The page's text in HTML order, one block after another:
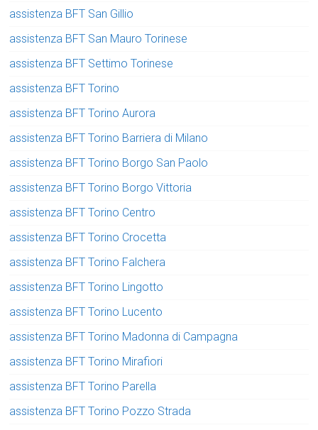
assistenza BFT San Gillio
assistenza BFT San Mauro Torinese
assistenza BFT Settimo Torinese
assistenza BFT Torino
assistenza BFT Torino Aurora
assistenza BFT Torino Barriera di Milano
assistenza BFT Torino Borgo San Paolo
assistenza BFT Torino Borgo Vittoria
assistenza BFT Torino Centro
assistenza BFT Torino Crocetta
assistenza BFT Torino Falchera
assistenza BFT Torino Lingotto
assistenza BFT Torino Lucento
assistenza BFT Torino Madonna di Campagna
assistenza BFT Torino Mirafiori
assistenza BFT Torino Parella
assistenza BFT Torino Pozzo Strada